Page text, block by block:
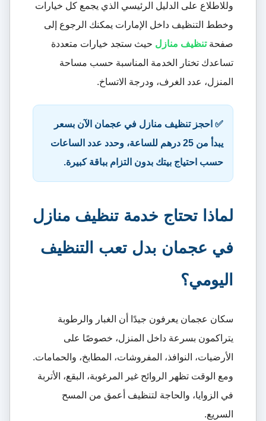
وللاطلاع على الدليل الرئيسي الذي يجمع كل خيارات
وخطط التنظيف داخل الإمارات يمكنك الرجوع إلى
صفحةتنظيف منازل حيث ستجد خيارات متعددة
تساعدك تختار الخدمة المناسبة حسب مساحة
المنزل، عدد الغرف، ودرجة الاتساخ.
✅ احجز تنظيف منازل في عجمان الآن بسعر
يبدأ من 25 درهم للساعة، وحدد عدد الساعات
حسب احتياج بيتك بدون التزام بباقة كبيرة.
لماذا تحتاج خدمة تنظيف منازل
في عجمان بدل تعب التنظيف
اليومي؟
سكان عجمان يعرفون جيدًا أن الغبار والرطوبة
يتراكمون بسرعة داخل المنزل، خصوصًا على
الأرضيات، النوافذ، المفروشات، المطابخ، والحمامات.
ومع الوقت تظهر الروائح غير المرغوبة، البقع، الأتربة
في الزوايا، والحاجة لتنظيف أعمق من المسح
السريع.